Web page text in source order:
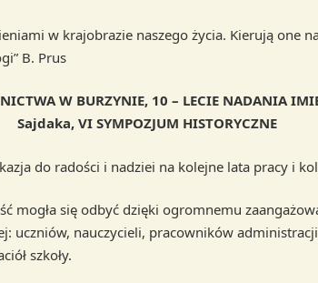
w krajobrazie naszego życia. Kierują one
B. Prus
W BURZYNIE, 10 – LECIE NADANIA
Sajdaka, VI SYMPOZJUM HISTORYCZNE
do radości i nadziei na kolejne lata pracy i
mogła się odbyć dzięki ogromnemu
uczniów, nauczycieli, pracowników
szkoły.